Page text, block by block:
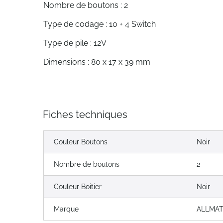
Nombre de boutons : 2
Type de codage : 10 + 4 Switch
Type de pile : 12V
Dimensions : 80 x 17 x 39 mm
Fiches techniques
Couleur Boutons Noir
Nombre de boutons 2
Couleur Boitier Noir
Marque